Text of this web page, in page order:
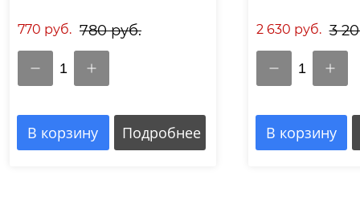
770 руб. 780 руб.
1
В корзину Подробнее
2 630 руб. 3
1
В корзину